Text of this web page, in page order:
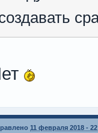
11 февраля 2018 -